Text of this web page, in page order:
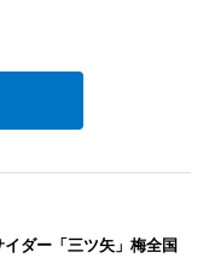
ダー「三ツ矢」梅全国